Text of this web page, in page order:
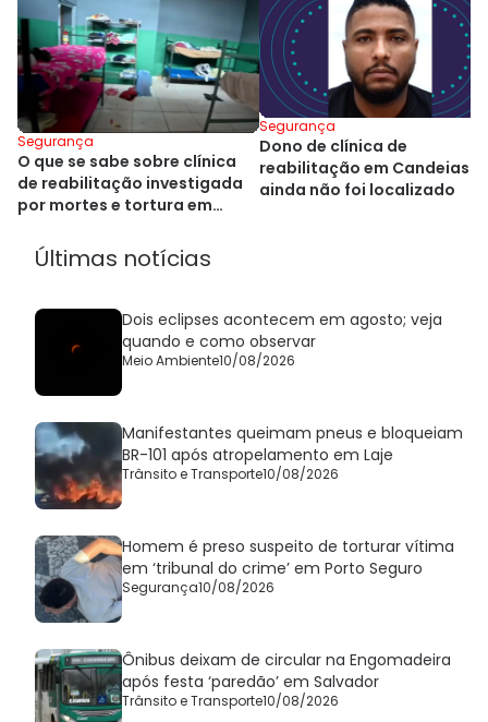
Segurança
O que se sabe sobre clínica
de reabilitação investigada
por mortes e tortura em
Segurança
Dono de clínica de
reabilitação em Candeias
ainda não foi localizado
Últimas notícias
Dois eclipses acontecem em agosto; veja
quando e como observar
Meio Ambiente10/08/2026
Manifestantes queimam pneus e bloqueiam
BR-101 após atropelamento em Laje
Trânsito e Transporte10/08/2026
Homem é preso suspeito de torturar vítima
em ‘tribunal do crime’ em Porto Seguro
Segurança10/08/2026
Ônibus deixam de circular na Engomadeira
após festa ‘paredão’ em Salvador
Trânsito e Transporte10/08/2026